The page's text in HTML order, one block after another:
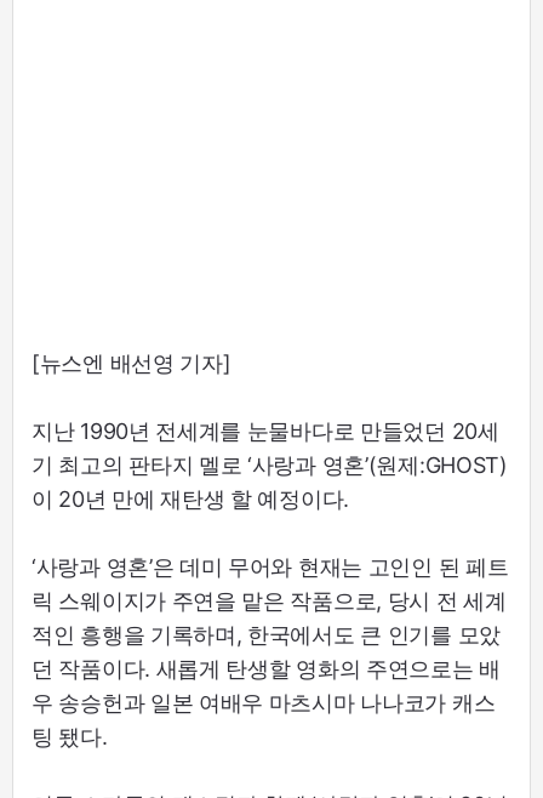
[뉴스엔 배선영 기자]
지난 1990년 전세계를 눈물바다로 만들었던 20세
기 최고의 판타지 멜로 ‘사랑과 영혼’(원제:GHOST)
이 20년 만에 재탄생 할 예정이다.
‘사랑과 영혼’은 데미 무어와 현재는 고인인 된 페트
릭 스웨이지가 주연을 맡은 작품으로, 당시 전 세계
적인 흥행을 기록하며, 한국에서도 큰 인기를 모았
던 작품이다. 새롭게 탄생할 영화의 주연으로는 배
우 송승헌과 일본 여배우 마츠시마 나나코가 캐스
팅 됐다.